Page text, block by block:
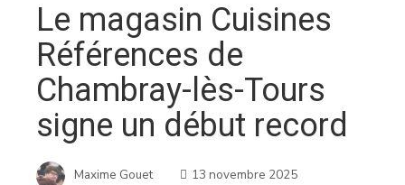
Le magasin Cuisines
Références de
Chambray-lès-Tours
signe un début record
Maxime Gouet
13 novembre 2025